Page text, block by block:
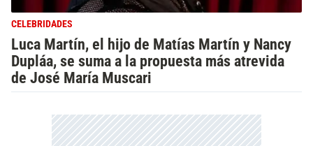
CELEBRIDADES
Luca Martín, el hijo de Matías Martín y Nancy
Dupláa, se suma a la propuesta más atrevida
de José María Muscari